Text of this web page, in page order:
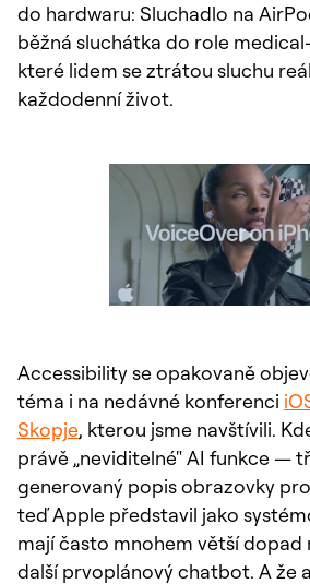
do hardwaru: Sluchadlo na
běžná sluchátka do role
které lidem se ztrátou sluchu
každodenní život.
Accessibility se opakovaně
téma i na nedávné konferenci
Skopje, kterou jsme navštívili.
právě „neviditelné" AI funkce —
generovaný popis obrazovky
teď Apple představil jako
mají často mnohem větší dopad
další prvoplánový chatbot. A že